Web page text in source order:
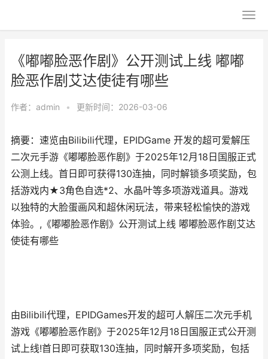
《嘟嘟脸恶作剧》公开测试上线 嘟嘟
脸恶作剧艾达使徒有哪些
作者： admin • 更新时间：2026-03-06
摘要：速览由Bilibili代理，EPIDGame 开发的超可爱解压
二次元手游《嘟嘟脸恶作剧》于2025年12月18日国服正式
公测上线。首日即可获得130连抽，同时解锁多项奖励，包
括游戏内★3角色自选*2、水晶叶等多项游戏道具。游戏
以独特的大脸蛋画风和超休闲玩法，带来轻松愉快的游戏
体验。,《嘟嘟脸恶作剧》公开测试上线 嘟嘟脸恶作剧艾达
使徒有哪些
由Bilibili代理，EPIDGames开发的超可人解压二次元手机
游戏《嘟嘟脸恶作剧》于2025年12月18日国服正式公开测
试上线!首日即可获取130连抽，同时解开多项奖励，包括